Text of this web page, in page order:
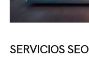
SERVICIOS SEO